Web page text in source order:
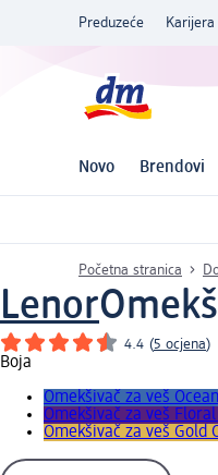
Preduzeće Karijera
Novo Brendovi
Početna stranica
Lenor
4.4 (5 ocjena)
Boja
Omekšivač za veš
Omekšivač za veš
Omekšivač za veš Gold